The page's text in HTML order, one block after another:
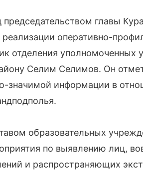
главы
оперативно-
отделения уполномоченных
Селим Селимов. Он
значимой информации в
образовательных
по выявлению лиц,
и распространяющих